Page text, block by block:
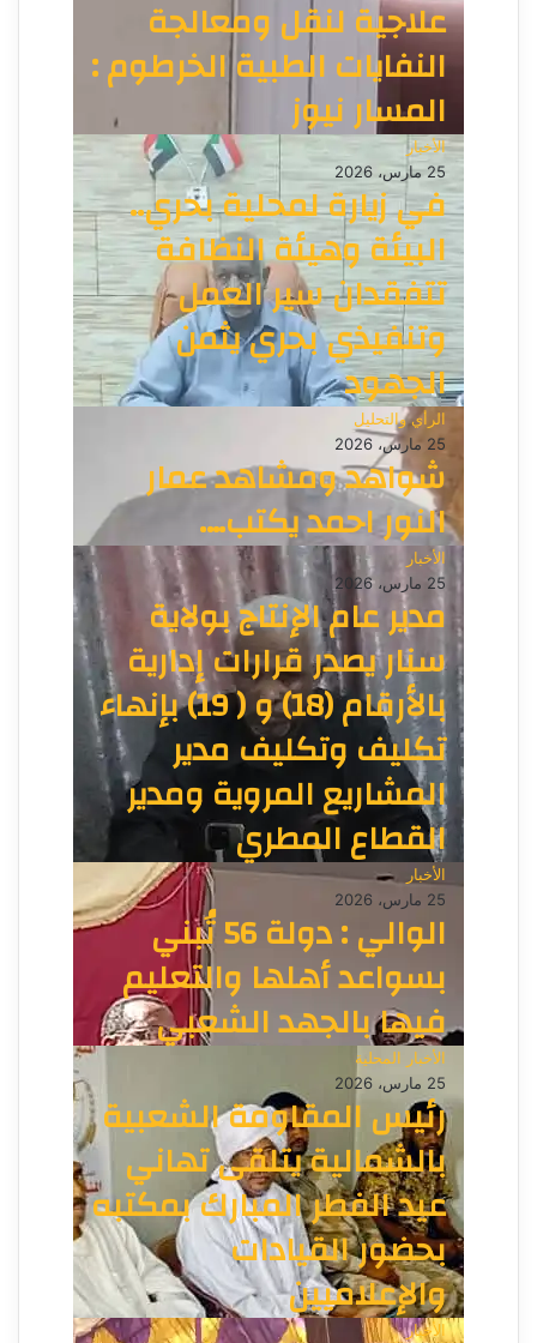
علاجية لنقل ومعالجة
النفايات الطبية الخرطوم :
المسار نيوز
الأخبار
25 مارس، 2026
في زيارة لمحلية بحري..
البيئة وهيئة النظافة
تتفقدان سير العمل
وتنفيذي بحري يثمن
الجهود
الرأي والتحليل
25 مارس، 2026
شواهد ومشاهد عمار
النور احمد يكتب….
الأخبار
25 مارس، 2026
مدير عام الإنتاج بولاية
سنار يصدر قرارات إدارية
بالأرقام (18) و ( 19) بإنهاء
تكليف وتكليف مدير
المشاريع المروية ومدير
القطاع المطري
الأخبار
25 مارس، 2026
الوالي : دولة 56 تُبني
بسواعد أهلها والتعليم
فيها بالجهد الشعبي
الأخبار المحلية
25 مارس، 2026
رئيس المقاومة الشعبية
بالشمالية يتلقى تهاني
عيد الفطر المبارك بمكتبه
بحضور القيادات
والإعلاميين
الأخبار